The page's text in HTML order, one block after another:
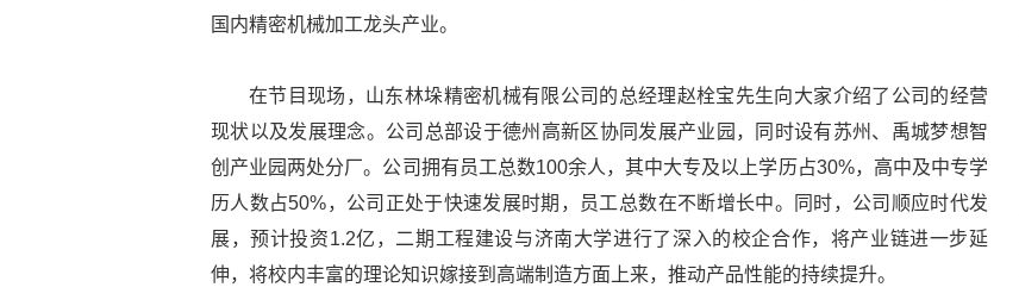
国内精密机械加工龙头产业。
在节目现场，山东林垛精密机械有限公司的总经理赵栓宝先生向大家介绍了公司的经营
现状以及发展理念。公司总部设于德州高新区协同发展产业园，同时设有苏州、禹城梦想智
创产业园两处分厂。公司拥有员工总数100余人，其中大专及以上学历占30%，高中及中专学
历人数占50%，公司正处于快速发展时期，员工总数在不断增长中。同时，公司顺应时代发
展，预计投资1.2亿，二期工程建设与济南大学进行了深入的校企合作，将产业链进一步延
伸，将校内丰富的理论知识嫁接到高端制造方面上来，推动产品性能的持续提升。